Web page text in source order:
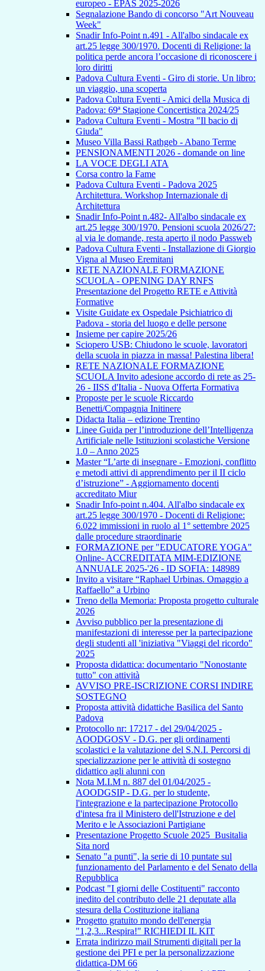
europeo - EPAS 2025-2026
Segnalazione Bando di concorso "Art Nouveau
Week"
Snadir Info-Point n.491 - All'albo sindacale ex
art.25 legge 300/1970. Docenti di Religione: la
politica perde ancora l’occasione di riconoscere i
loro diritti
Padova Cultura Eventi - Giro di storie. Un libro:
un viaggio, una scoperta
Padova Cultura Eventi - Amici della Musica di
Padova: 69ª Stagione Concertistica 2024/25
Padova Cultura Eventi - Mostra "Il bacio di
Giuda"
Museo Villa Bassi Rathgeb - Abano Terme
PENSIONAMENTI 2026 - domande on line
LA VOCE DEGLI ATA
Corsa contro la Fame
Padova Cultura Eventi - Padova 2025
Architettura. Workshop Internazionale di
Architettura
Snadir Info-Point n.482- All'albo sindacale ex
art.25 legge 300/1970. Pensioni scuola 2026/27:
al via le domande, resta aperto il nodo Passweb
Padova Cultura Eventi - Installazione di Giorgio
Vigna al Museo Eremitani
RETE NAZIONALE FORMAZIONE
SCUOLA - OPENING DAY RNFS
Presentazione del Progetto RETE e Attività
Formative
Visite Guidate ex Ospedale Psichiatrico di
Padova - storia del luogo e delle persone
Insieme per capire 2025/26
Sciopero USB: Chiudono le scuole, lavoratori
della scuola in piazza in massa! Palestina libera!
RETE NAZIONALE FORMAZIONE
SCUOLA Invito adesione accordo di rete as 25-
26 - IISS d'Italia - Nuova Offerta Formativa
Proposte per le scuole Riccardo
Benetti/Compagnia Initinere
Didacta Italia – edizione Trentino
Linee Guida per l’introduzione dell’Intelligenza
Artificiale nelle Istituzioni scolastiche Versione
1.0 – Anno 2025
Master “L’arte di insegnare - Emozioni, conflitto
e metodi attivi di apprendimento per il II ciclo
d’istruzione” - Aggiornamento docenti
accreditato Miur
Snadir Info-point n.404. All'albo sindacale ex
art.25 legge 300/1970 - Docenti di Religione:
6.022 immissioni in ruolo al 1° settembre 2025
dalle procedure straordinarie
FORMAZIONE per "EDUCATORE YOGA"
Online- ACCREDITATA MIM-EDIZIONE
ANNUALE 2025-'26 - ID SOFIA: 148989
Invito a visitare “Raphael Urbinas. Omaggio a
Raffaello” a Urbino
Treno della Memoria: Proposta progetto culturale
2026
Avviso pubblico per la presentazione di
manifestazioni di interesse per la partecipazione
degli studenti all 'iniziativa "Viaggi del ricordo"
2025
Proposta didattica: documentario "Nonostante
tutto" con attività
AVVISO PRE-ISCRIZIONE CORSI INDIRE
SOSTEGNO
Proposta attività didattiche Basilica del Santo
Padova
Protocollo nr: 17217 - del 29/04/2025 -
AOODGOSV - D.G. per gli ordinamenti
scolastici e la valutazione del S.N.I. Percorsi di
specializzazione per le attività di sostegno
didattico agli alunni con
Nota M.I.M n. 887 del 01/04/2025 -
AOODGSIP - D.G. per lo studente,
l'integrazione e la partecipazione Protocollo
d'intesa fra il Ministero dell'Istruzione e del
Merito e le Associazioni Partigiane
Presentazione Progetto Scuole 2025_Busitalia
Sita nord
Senato "a punti", la serie di 10 puntate sul
funzionamento del Parlamento e del Senato della
Repubblica
Podcast "I giorni delle Costituenti" racconto
inedito del contributo delle 21 deputate alla
stesura della Costituzione italiana
Progetto gratuito mondo dell'energia
"1,2,3...Respira!" RICHIEDI IL KIT
Errata indirizzo mail Strumenti digitali per la
gestione dei PFI e per la personalizzazione
didattica-DM 66